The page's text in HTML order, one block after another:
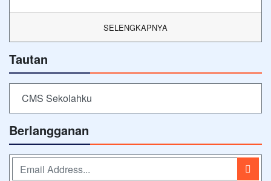
SELENGKAPNYA
Tautan
CMS Sekolahku
Berlangganan